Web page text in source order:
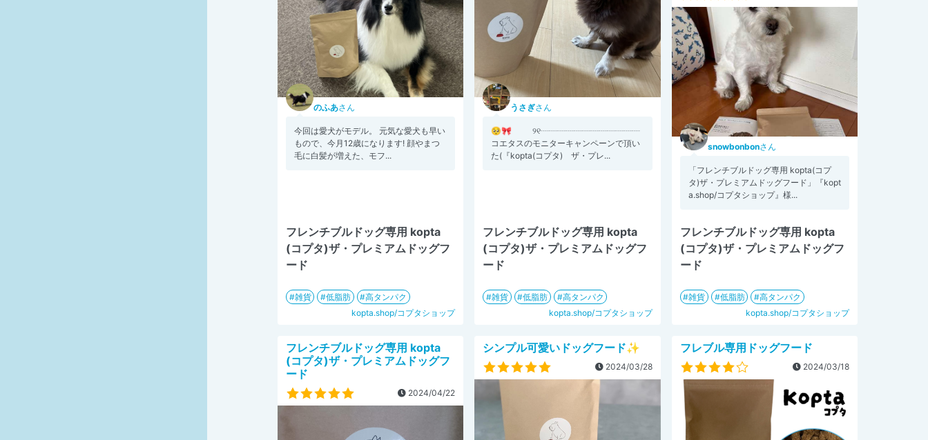
のふあさん
今回は愛犬がモデル。 元気な愛犬も早い
もので、今月12歳になります! 顔やまつ
毛に白髪が増えた、モフ...
フレンチブルドッグ専用 kopta
(コプタ)ザ・プレミアムドッグフ
ード
雑貨 低脂肪
高タンパク
kopta.shop/コプタショップ
うさぎさん
🥺🎀 ୨୧┈┈┈┈┈┈┈┈┈┈┈┈
コエタスのモニターキャンペーンで頂い
た(『kopta(コプタ) ザ・プレ...
フレンチブルドッグ専用 kopta
(コプタ)ザ・プレミアムドッグフ
ード
雑貨 低脂肪
高タンパク
kopta.shop/コプタショップ
snowbonbonさん
「フレンチブルドッグ専用 kopta(コプ
タ)ザ・プレミアムドッグフード」『kopt
a.shop/コプタショップ』様...
フレンチブルドッグ専用 kopta
(コプタ)ザ・プレミアムドッグフ
ード
雑貨 低脂肪
高タンパク
kopta.shop/コプタショップ
フレンチブルドッグ専用 kopta
(コプタ)ザ・プレミアムドッグフ
ード
2024/04/22
シンプル可愛いドッグフード✨
2024/03/28
フレブル専用ドッグフード
2024/03/18